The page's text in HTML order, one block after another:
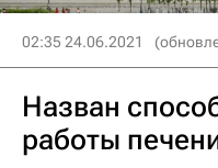
02:35 24.06.2021
Назван
работы